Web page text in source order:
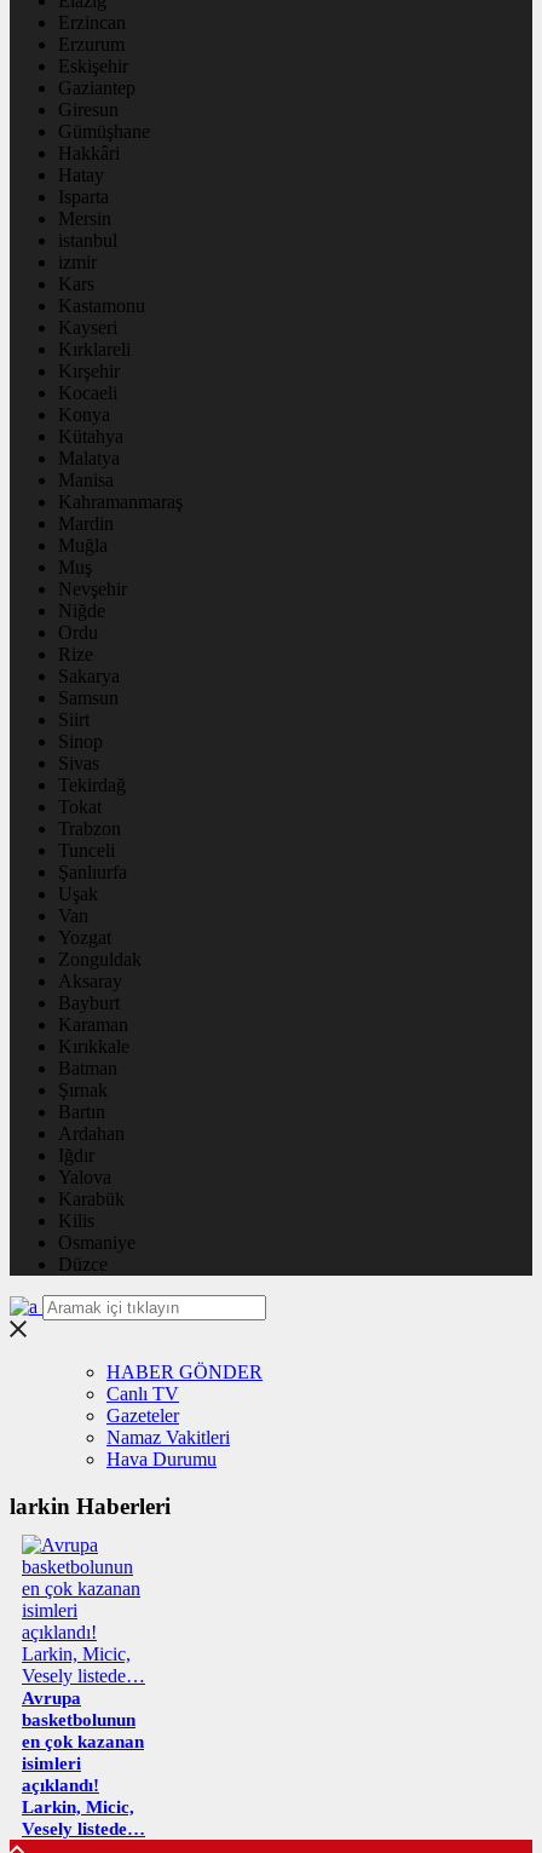
Erzincan
Erzurum
Eskişehir
Gaziantep
Giresun
Gümüşhane
Hakkâri
Hatay
Isparta
Mersin
istanbul
izmir
Kars
Kastamonu
Kayseri
Kırklareli
Kırşehir
Kocaeli
Konya
Kütahya
Malatya
Manisa
Kahramanmaraş
Mardin
Muğla
Muş
Nevşehir
Niğde
Ordu
Rize
Sakarya
Samsun
Siirt
Sinop
Sivas
Tekirdağ
Tokat
Trabzon
Tunceli
Şanlıurfa
Uşak
Van
Yozgat
Zonguldak
Aksaray
Bayburt
Karaman
Kırıkkale
Batman
Şırnak
Bartın
Ardahan
Iğdır
Yalova
Karabük
Kilis
Osmaniye
Düzce
HABER GÖNDER
Canlı TV
Gazeteler
Namaz Vakitleri
Hava Durumu
larkin Haberleri
Avrupa
basketbolunun
en çok kazanan
isimleri
açıklandı!
Larkin, Micic,
Vesely listede…